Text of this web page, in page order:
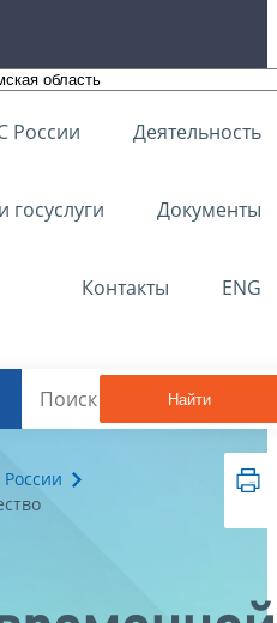
России Деятельность
госуслуги Документы
Контакты ENG
Найти